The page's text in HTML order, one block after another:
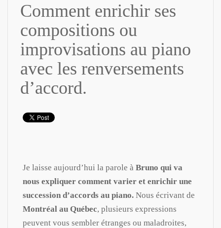
Comment enrichir ses
compositions ou
improvisations au piano
avec les renversements
d’accord.
Je laisse aujourd’hui la parole à Bruno qui va
nous expliquer comment varier et enrichir une
succession d’accords au piano. Nous écrivant de
Montréal au Québec, plusieurs expressions
peuvent vous sembler étranges ou maladroites,